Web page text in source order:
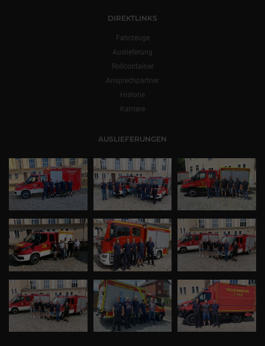
DIREKTLINKS
Fahrzeuge
Auslieferung
Rollcontainer
Ansprechpartner
Historie
Karriere
AUSLIEFERUNGEN